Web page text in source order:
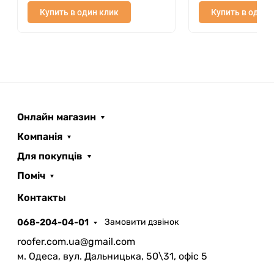
Купить в один клик Купить в один
Онлайн магазин
Компанія
Для покупців
Поміч
Контакты
068-204-04-01 Замовити дзвінок
roofer.com.ua@gmail.com
м. Одеса, вул. Дальницька, 50\31, офіс 5